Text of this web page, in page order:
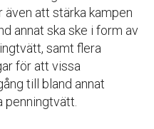
att stärka kampen
annat ska ske i form av
samt flera
för att vissa
till bland annat
penningtvätt.